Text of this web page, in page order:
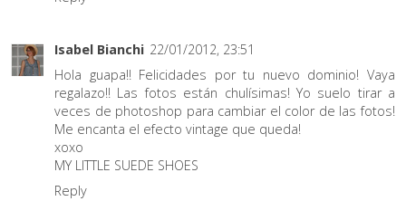
Isabel Bianchi 22/01/2012, 23:51
Hola guapa!! Felicidades por tu nuevo dominio! Vaya
regalazo!! Las fotos están chulísimas! Yo suelo tirar a
veces de photoshop para cambiar el color de las fotos!
Me encanta el efecto vintage que queda!
xoxo
MY LITTLE SUEDE SHOES
Reply